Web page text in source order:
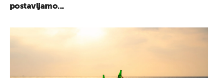
postavljamo...